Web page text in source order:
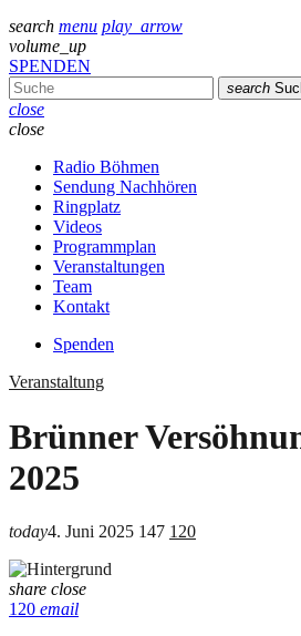
search menu play_arrow
volume_up
SPENDEN
search
close
close
Radio Böhmen
Sendung Nachhören
Ringplatz
Videos
Programmplan
Veranstaltungen
Team
Kontakt
Spenden
Veranstaltung
Brünner
2025
today4. Juni 2025 147 120
share close
120 email